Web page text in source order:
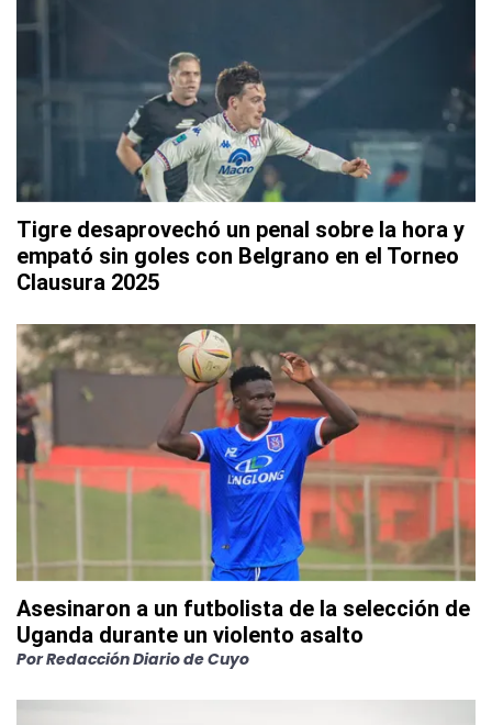
Tigre desaprovechó un penal sobre la hora y
empató sin goles con Belgrano en el Torneo
Clausura 2025
Asesinaron a un futbolista de la selección de
Uganda durante un violento asalto
PorRedacción Diario de Cuyo